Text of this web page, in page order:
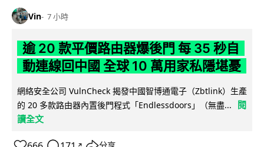
Vin 7 小時
逾 20 款平價路由器爆後門 每 35 秒自
動連線回中國 全球 10 萬用家私隱堪憂
網絡安全公司 VulnCheck 揭發中國智博通電子（Zbtlink）生產
的 20 多款路由器內置後門程式「Endlessdoors」（無盡...
閱
讀全文
↗